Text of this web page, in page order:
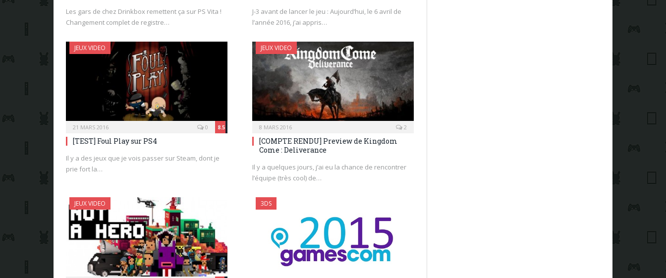
Les gars de chez Drinkbox remettent ça sur PS Vita !
Changement complet de registre…
J-3 avant de lancer le jeu : Aujourd’hui, le 6 avril de
l’année 2016, j’ai appris…
JEUX VIDEO
21 MARS 2016 8.5
0
[TEST] Foul Play sur PS4
Il y a des jeux que je vois passer sur Steam, dont je
prie fort la…
JEUX VIDEO
8 MARS 2016 2
[COMPTE RENDU] Preview de Kingdom
Come : Deliverance
Il y a quelques jours, j’ai eu la chance de rencontrer
l’équipe (très cool) de…
JEUX VIDEO 3DS